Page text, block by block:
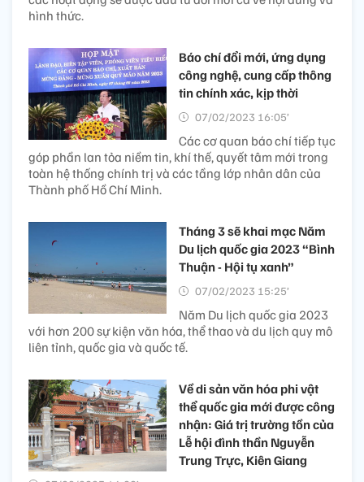
hình thức.
Báo chí đổi mới, ứng dụng
công nghệ, cung cấp thông
tin chính xác, kịp thời
07/02/2023 16:05’
Các cơ quan báo chí tiếp tục
góp phần lan tỏa niềm tin, khí thế, quyết tâm mới trong
toàn hệ thống chính trị và các tầng lớp nhân dân của
Thành phố Hồ Chí Minh.
Tháng 3 sẽ khai mạc Năm
Du lịch quốc gia 2023 “Bình
Thuận - Hội tụ xanh”
07/02/2023 15:25’
Năm Du lịch quốc gia 2023
với hơn 200 sự kiện văn hóa, thể thao và du lịch quy mô
liên tỉnh, quốc gia và quốc tế.
Về di sản văn hóa phi vật
thể quốc gia mới được công
nhận: Giá trị trường tồn của
Lễ hội đình thần Nguyễn
Trung Trực, Kiên Giang